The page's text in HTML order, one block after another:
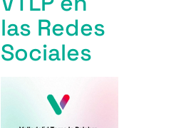
las Redes
Sociales